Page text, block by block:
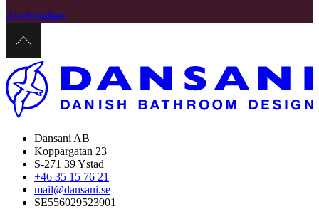
Återförsäljare
Dansani AB
Koppargatan 23
S-271 39 Ystad
+46 35 15 76 21
mail@dansani.se
SE556029523901